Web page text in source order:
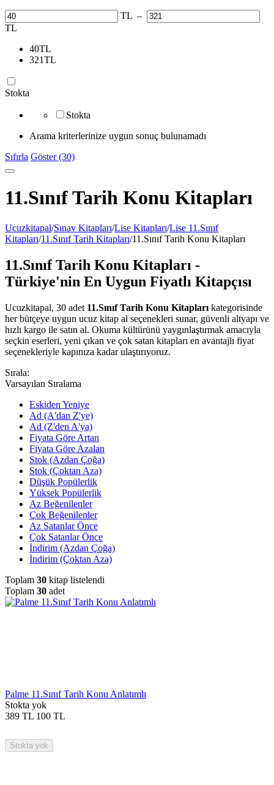
TL –
TL
40TL
321TL
Stokta
Stokta
Arama kriterlerinize uygun sonuç bulunamadı
Sıfırla Göster (30)
11.Sınıf Tarih Konu Kitapları
Ucuzkitapal/Sınav Kitapları/Lise Kitapları/Lise 11.Sınıf
Kitapları/11.Sınıf Tarih Kitapları/11.Sınıf Tarih Konu Kitapları
11.Sınıf Tarih Konu Kitapları -
Türkiye'nin En Uygun Fiyatlı Kitapçısı
Ucuzkitapal, 30 adet 11.Sınıf Tarih Konu Kitapları kategorisinde
her bütçeye uygun ucuz kitap al seçenekleri sunar, güvenli altyapı ve
hızlı kargo ile satın al. Okuma kültürünü yaygınlaştırmak amacıyla
seçkin eserleri, yeni çıkan ve çok satan kitapları en avantajlı fiyat
seçenekleriyle kapınıza kadar ulaştırıyoruz.
Sırala:
Varsayılan Sıralama
Eskiden Yeniye
Ad (A'dan Z'ye)
Ad (Z'den A'ya)
Fiyata Göre Artan
Fiyata Göre Azalan
Stok (Azdan Çoğa)
Stok (Çoktan Aza)
Düşük Popülerlik
Yüksek Popülerlik
Az Beğenilenler
Çok Beğenilenler
Az Satanlar Önce
Çok Satanlar Önce
İndirim (Azdan Çoğa)
İndirim (Çoktan Aza)
Toplam 30 kitap listelendi
Toplam 30 adet
Palme 11.Sınıf Tarih Konu Anlatımlı
Stokta yok
389 TL 100 TL
Stokta yok